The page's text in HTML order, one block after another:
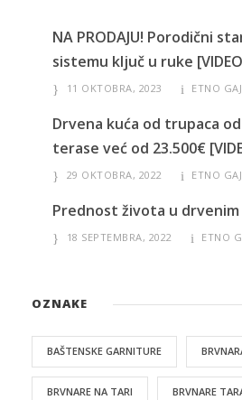
NA PRODAJU! Porodični
sistemu ključ u ruke
11 OKTOBRA, 2023 ETNO
Drvena kuća od trupaca od
terase već od 23.500€
29 OKTOBRA, 2022 ETNO
Prednost života u drvenim
18 SEPTEMBRA, 2022 ETNO
OZNAKE
BAŠTENSKE GARNITURE
BRVNARE NA TARI BRVNARE